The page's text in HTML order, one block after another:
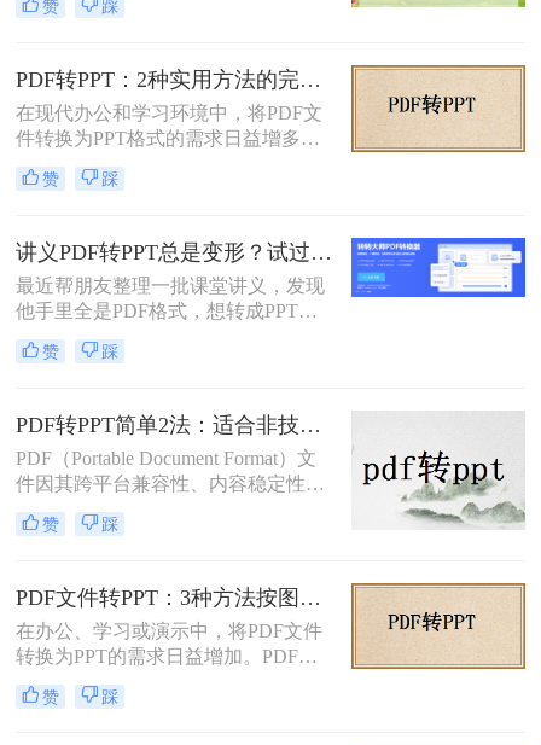
固定格式和跨平台的优势而广受欢
辑功能和动态展示效果。那么PDF如
何转PPT呢？本文将介绍三种将PDF
转换为PPT的方法，帮助您轻松完成
这一任务。
赞 踩
PDF转PPT：2种实用方法的完整操作流程和格式保留对比！
在现代办公和学习环境中，将PDF文
件转换为PPT格式的需求日益增多。
无论是为了更方便地编辑内容，还是
为了在演示文稿中更好地展示信息，
能。那么如何把PDF转换成PPT呢？
本文将介绍两种高效的PDF转PPT方
法，帮助您根据自己的需求选择最合
适的方式。
赞 踩
讲义PDF转PPT总是变形？试过这几个办法真管用！
最近帮朋友整理一批课堂讲义，发现
他手里全是PDF格式，想转成PPT讲
课用，结果试了好几个工具，不是字
体乱码就是排版错位，气得他差点把
转ppt”这个问题，说到底要看你的
PDF是纯文字扫描件、带复杂表格的
课件，还是带大量图片的教案——不
同情况方法完全不同。下面我按实际
使用场景，把试过好用的几个方法整
理出来，不吹不黑，优缺点都说明
赞 踩
PDF转PPT简单2法：适合非技术用户的快速操作流程！
PDF（Portable Document Format）文
件因其跨平台兼容性、内容稳定性和
不易被篡改的特性，在文档分享、存
档和打印中得到了广泛应用。然而，
PPT（PowerPoint）格式，以便进行演
示、编辑或团队协作。那么PDF怎么
转换成PPT呢？本文将介绍两种将
PDF转换成PPT的方法。
赞 踩
PDF文件转PPT：3种方法按图文复杂度的转换精度排名！
在办公、学习或演示中，将PDF文件
转换为PPT的需求日益增加。PDF格
式虽然适合文档共享，但若需编辑或
重新排版内容，转换为PPT会更灵
赞 踩